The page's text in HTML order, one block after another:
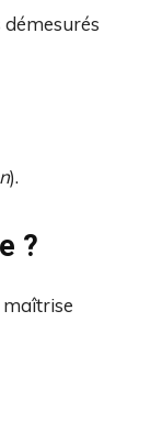
démesurés
).
?